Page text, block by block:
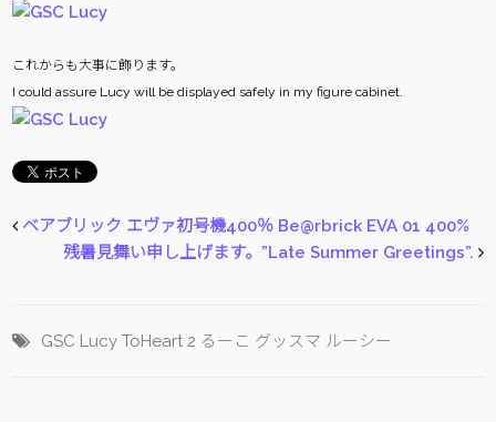
これからも大事に飾ります。
I could assure Lucy will be displayed safely in my figure cabinet.
ベアブリック エヴァ初号機400％ Be@rbrick EVA 01 400%
残暑見舞い申し上げます。”Late Summer Greetings”.
GSC Lucy ToHeart 2 るーこ グッスマ ルーシー